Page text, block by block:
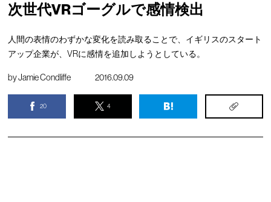
次世代VRゴーグルで感情検出
人間の表情のわずかな変化を読み取ることで、イギリスのスタート
アップ企業が、VRに感情を追加しようとしている。
byJamie Condliffe 2016.09.09
20 4